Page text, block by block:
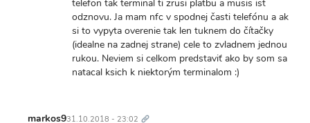
telefon tak terminal ti zrusi platbu a musis ist
odznovu. Ja mam nfc v spodnej časti telefónu a ak
si to vypyta overenie tak len tuknem do čítačky
(idealne na zadnej strane) cele to zvladnem jednou
rukou. Neviem si celkom predstaviť ako by som sa
natacal ksich k niektorým terminalom :)
markos931.10.2018 - 23:02 odkaz